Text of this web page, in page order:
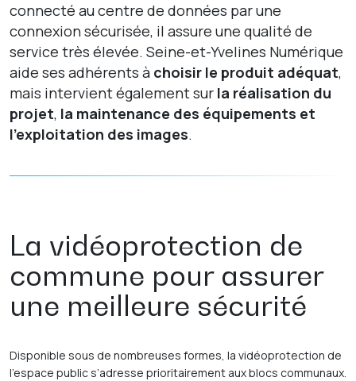
connecté au centre de données par une
connexion sécurisée, il assure une qualité de
service très élevée. Seine-et-Yvelines Numérique
aide ses adhérents à choisir le produit adéquat,
mais intervient également sur la réalisation du
projet, la maintenance des équipements et
l’exploitation des images.
La vidéoprotection de
commune pour assurer
une meilleure sécurité
Disponible sous de nombreuses formes, la vidéoprotection de
l’espace publics’adresse prioritairement aux blocs communaux.